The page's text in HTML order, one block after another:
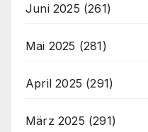
Juni 2025 (261)
Mai 2025 (281)
April 2025 (291)
März 2025 (291)